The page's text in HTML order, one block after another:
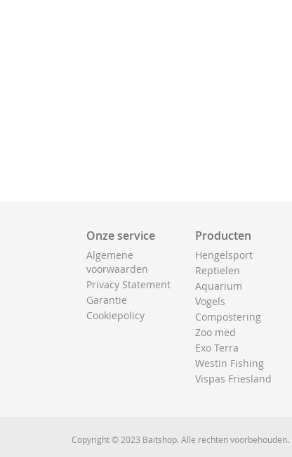
Onze service
Algemene
voorwaarden
Privacy Statement
Garantie
Cookiepolicy
Producten
Hengelsport
Reptielen
Aquarium
Vogels
Compostering
Zoo med
Exo Terra
Westin Fishing
Vispas Friesland
Copyright © 2023 Baitshop. Alle rechten voorbehouden.